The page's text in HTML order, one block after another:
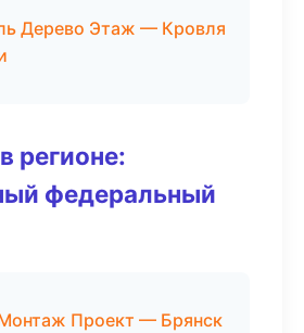
Дерево Этаж — Кровля
регионе:
федеральный
Проект — Брянск